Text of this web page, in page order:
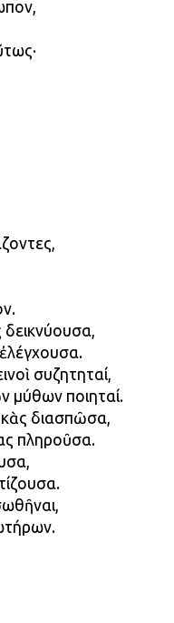
συζητηταί,
μύθων ποιηταί.
διασπῶσα,
πληροῦσα.